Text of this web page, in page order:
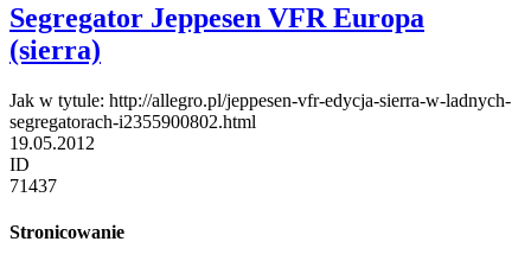
Segregator Jeppesen VFR Europa
(sierra)
Jak w tytule: http://allegro.pl/jeppesen-vfr-edycja-sierra-w-ladnych-
segregatorach-i2355900802.html
19.05.2012
ID
71437
Stronicowanie